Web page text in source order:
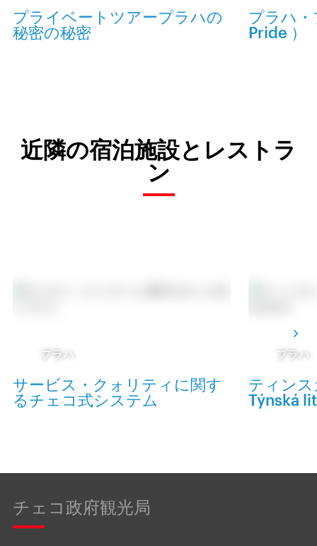
プライベートツアープラハの
秘密の秘密
プラハ
Pride ）
近隣の宿泊施設とレストラ
ン
プラハ
サービス・クォリティに関す
るチェコ式システム
プラハ
ティン
Týnská
チェコ政府観光局